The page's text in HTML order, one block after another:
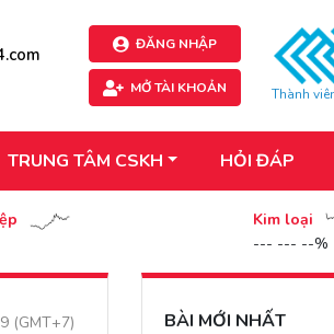
ĐĂNG NHẬP
MỞ TÀI KHOẢN Thành
TRUNG TÂM CSKH HỎI ĐÁP
Kim loại
--- --- --%
(GMT+7) BÀI MỚI NHẤT